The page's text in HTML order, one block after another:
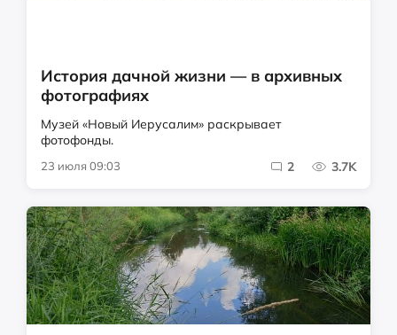
История дачной жизни — в архивных
фотографиях
Музей «Новый Иерусалим» раскрывает
фотофонды.
23 июля 09:03 2 3.7K